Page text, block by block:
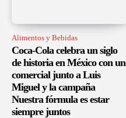
Alimentos y Bebidas
Coca-Cola celebra un siglo
de historia en México con un
comercial junto a Luis
Miguel y la campaña
Nuestra fórmula es estar
siempre juntos